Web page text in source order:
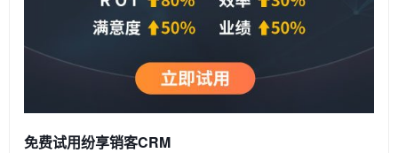
免费试用纷享销客CRM